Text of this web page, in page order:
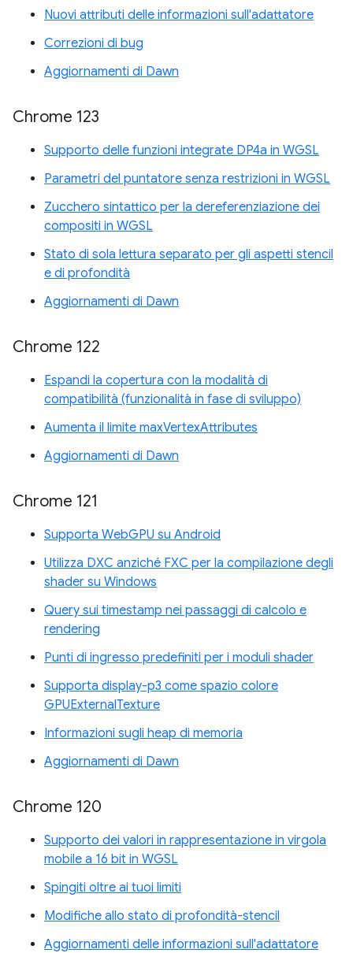
Nuovi attributi delle informazioni sull'adattatore
Correzioni di bug
Aggiornamenti di Dawn
Chrome 123
Supporto delle funzioni integrate DP4a in WGSL
Parametri del puntatore senza restrizioni in WGSL
Zucchero sintattico per la dereferenziazione dei
compositi in WGSL
Stato di sola lettura separato per gli aspetti stencil
e di profondità
Aggiornamenti di Dawn
Chrome 122
Espandi la copertura con la modalità di
compatibilità (funzionalità in fase di sviluppo)
Aumenta il limite maxVertexAttributes
Aggiornamenti di Dawn
Chrome 121
Supporta WebGPU su Android
Utilizza DXC anziché FXC per la compilazione degli
shader su Windows
Query sui timestamp nei passaggi di calcolo e
rendering
Punti di ingresso predefiniti per i moduli shader
Supporta display-p3 come spazio colore
GPUExternalTexture
Informazioni sugli heap di memoria
Aggiornamenti di Dawn
Chrome 120
Supporto dei valori in rappresentazione in virgola
mobile a 16 bit in WGSL
Spingiti oltre ai tuoi limiti
Modifiche allo stato di profondità-stencil
Aggiornamenti delle informazioni sull'adattatore